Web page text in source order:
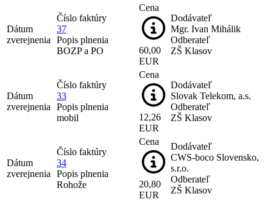
Dátum
zverejnenia
Číslo faktúry
37
Popis plnenia
BOZP a PO
Cena
60,00
EUR
Dodávateľ
Mgr. Ivan Mihálik
Odberateľ
ZŠ Klasov
Dátum
zverejnenia
Číslo faktúry
33
Popis plnenia
mobil
Cena
12,26
EUR
Dodávateľ
Slovak Telekom, a.s.
Odberateľ
ZŠ Klasov
Dátum
zverejnenia
Číslo faktúry
34
Popis plnenia
Rohože
Cena
20,80
EUR
Dodávateľ
CWS-boco Slovensko,
s.r.o.
Odberateľ
ZŠ Klasov